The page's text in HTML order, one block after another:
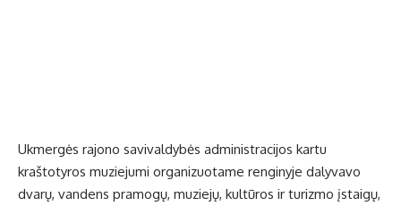
Ukmergės rajono savivaldybės administracijos kartu
kraštotyros muziejumi organizuotame renginyje dalyvavo
dvarų, vandens pramogų, muziejų, kultūros ir turizmo įstaigų,